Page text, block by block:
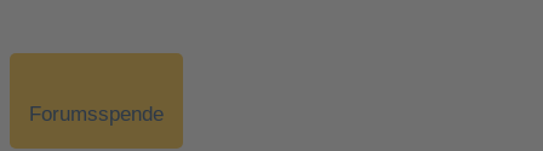
Forumsspende